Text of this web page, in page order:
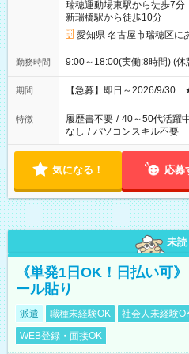
瑞穂運動場東駅から徒歩7分
新瑞橋駅から徒歩10分
愛知県 名古屋市瑞穂区に
勤務時間 9:00～18:00(実働:8時間) (休
期間 【急募】即日～2026/9/30
特徴 履歴書不要 / 40～50代活躍
なし / パソコンスキル不要
気になる！ 応募
未読
《単発1日OK！日払い可
ール貼り
派遣 職種未経験OK 社会人未経験
WEB登録・面接OK